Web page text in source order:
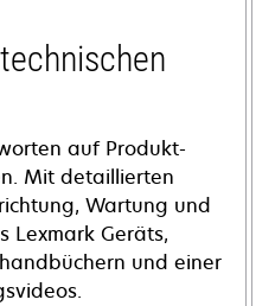
auf Produkt-
Mit detaillierten
Wartung und
Lexmark Geräts,
und einer